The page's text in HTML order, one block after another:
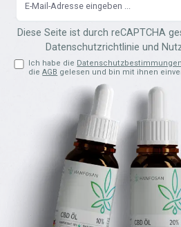
Mail-
Adresse*
Diese Seite ist durch reCAPTCHA
Datenschutzrichtlinie und
Ich habe die Datenschutzbestimmungen
dieAGB gelesen und bin mit ihnen